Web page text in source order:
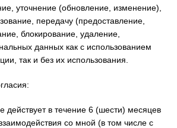
уточнение (обновление, изменение),
передачу (предоставление,
блокирование, удаление,
данных как с использованием
так и без их использования.
действует в течение 6 (шести) месяцев
со мной (в том числе с